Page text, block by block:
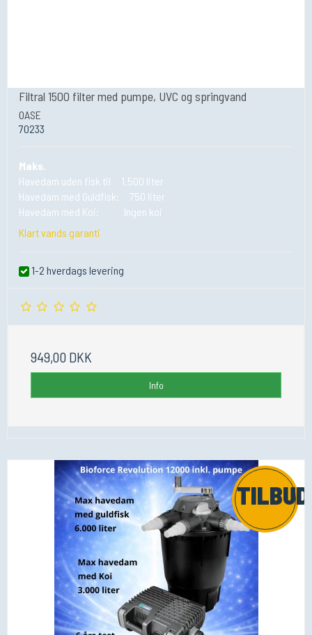
Filtral 1500 filter med pumpe, UVC og springvand
OASE
70233
Maks.
Havedam uden fisk til 1.500 liter
Havedam med Guldfisk: 750 liter
Havedam med Koi: Ingen koi
Klart vands garanti
1-2 hverdags levering
949,00 DKK
Info
TILBUD